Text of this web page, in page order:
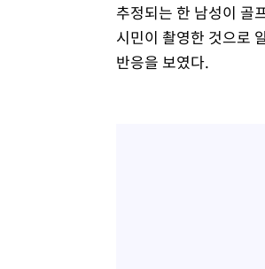
추정되는 한 남성이 골
시민이 촬영한 것으로
반응을 보였다.